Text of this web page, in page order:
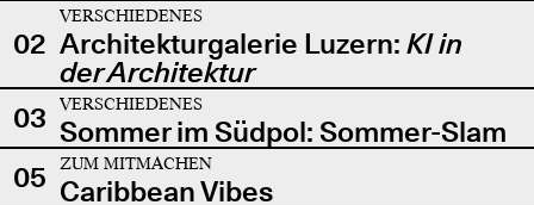
02
VERSCHIEDENES
Architekturgalerie Luzern: KI in
der Architektur
03
VERSCHIEDENES
Sommer im Südpol: Sommer-Slam
05
ZUM MITMACHEN
Caribbean Vibes